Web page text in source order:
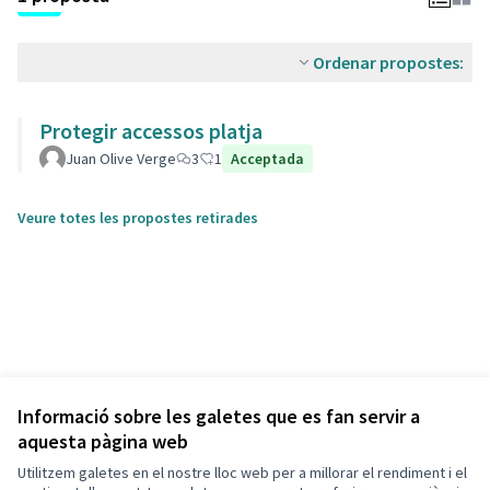
Informació sobre les galetes que es fan servir a
aquesta pàgina web
Utilitzem galetes en el nostre lloc web per a millorar el rendiment i el
Ordenar propostes:
Protegir accessos platja
Juan Olive Verge 3 1 Acceptada
Veure totes les propostes retirades